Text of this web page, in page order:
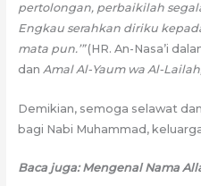
pertolongan, perbaikilah
Engkau serahkan diriku
mata pun.’”(HR. An-Nasa’i
dan Amal Al-Yaum wa Al-
Demikian, semoga selawat
bagi Nabi Muhammad,
Baca juga: Mengenal Nama